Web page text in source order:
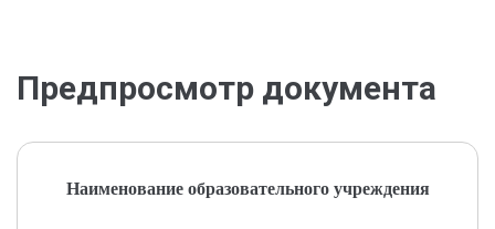
Предпросмотр документа
Наименование образовательного учреждения